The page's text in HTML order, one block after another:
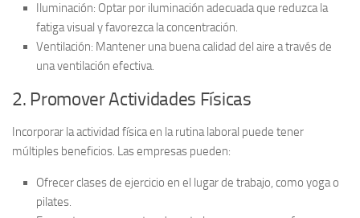
Iluminación: Optar por iluminación adecuada que reduzca la
fatiga visual y favorezca la concentración.
Ventilación: Mantener una buena calidad del aire a través de
una ventilación efectiva.
2. Promover Actividades Físicas
Incorporar la actividad física en la rutina laboral puede tener
múltiples beneficios. Las empresas pueden:
Ofrecerclases de ejercicio en el lugar de trabajo, como yoga o
pilates.